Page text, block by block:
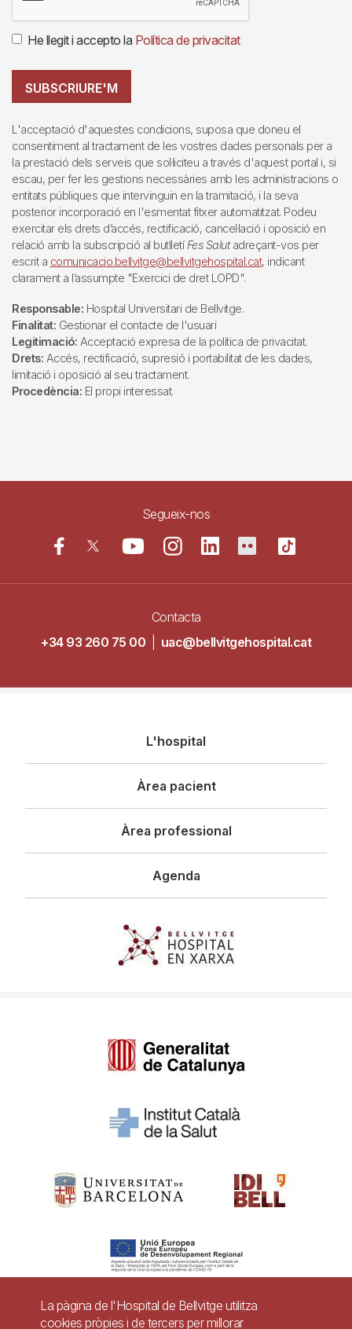
He llegit i accepto la Política de privacitat
SUBSCRIURE'M
L'acceptació d'aquestes condicions, suposa que doneu el
consentiment al tractament de les vostres dades personals per a
la prestació dels serveis que sol·liciteu a través d'aquest portal i, si
escau, per fer les gestions necessàries amb les administracions o
entitats públiques que intervinguin en la tramitació, i la seva
posterior incorporació en l'esmentat fitxer automatitzat. Podeu
exercitar els drets d’accés, rectificació, cancel·lació i oposició en
relació amb la subscripció al butlletí Fes Salutadreçant-vos per
escrit a comunicacio.bellvitge@bellvitgehospital.cat, indicant
clarament a l’assumpte "Exercici de dret LOPD".
Responsable: Hospital Universitari de Bellvitge.
Finalitat: Gestionar el contacte de l'usuari
Legitimació: Acceptació expresa de la política de privacitat.
Drets: Accés, rectificació, supresió i portabilitat de les dades,
limitació i oposició al seu tractament.
Procedència: El propi interessat.
Segueix-nos
Contacta
+34 93 260 75 00
uac@bellvitgehospital.cat
principal
L'hospital
Àrea pacient
Àrea professional
Agenda
La pàgina de l'Hospital de Bellvitge utilitza
cookies pròpies i de tercers per millorar